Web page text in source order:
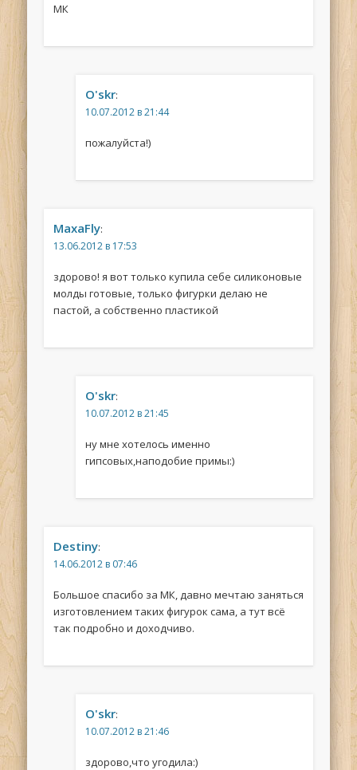
МК
O'skr:
10.07.2012 в 21:44
пожалуйста!)
MaxaFly:
13.06.2012 в 17:53
здорово! я вот только купила себе силиконовые
молды готовые, только фигурки делаю не
пастой, а собственно пластикой
O'skr:
10.07.2012 в 21:45
ну мне хотелось именно
гипсовых,наподобие примы:)
Destiny:
14.06.2012 в 07:46
Большое спасибо за МК, давно мечтаю заняться
изготовлением таких фигурок сама, а тут всё
так подробно и доходчиво.
O'skr:
10.07.2012 в 21:46
здорово,что угодила:)